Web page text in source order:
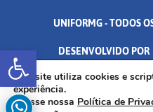
Abrir a barra de
UNIFORMG - TODOS
DESENVOLVIDO POR
AV. DR. ARNALDO DE SENNA,
Este site utiliza cookies e
experiência.
Acesse nossa Política de